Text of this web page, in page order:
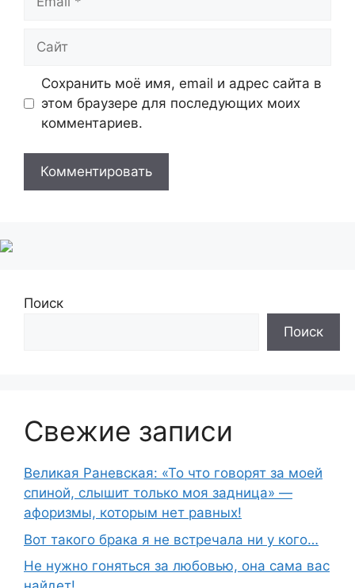
Сохранить моё имя, email и адрес сайта в
этом браузере для последующих моих
комментариев.
Поиск
Поиск
Свежие записи
Великая Раневская: «То что говорят за моей
спиной, слышит только моя задница» —
афоризмы, которым нет равных!
Вот такого брака я не встречала ни у кого…
Не нужно гоняться за любовью, она сама вас